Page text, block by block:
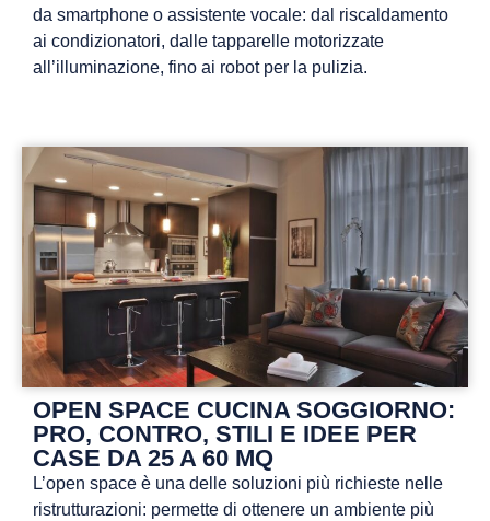
da smartphone o assistente vocale: dal riscaldamento
ai condizionatori, dalle tapparelle motorizzate
all’illuminazione, fino ai robot per la pulizia.
OPEN SPACE CUCINA SOGGIORNO:
PRO, CONTRO, STILI E IDEE PER
CASE DA 25 A 60 MQ
L’open space è una delle soluzioni più richieste nelle
ristrutturazioni: permette di ottenere un ambiente più